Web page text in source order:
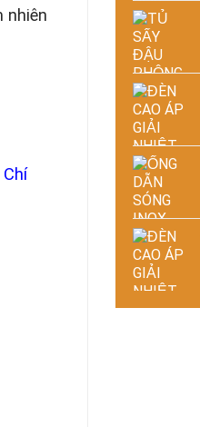
nhiên